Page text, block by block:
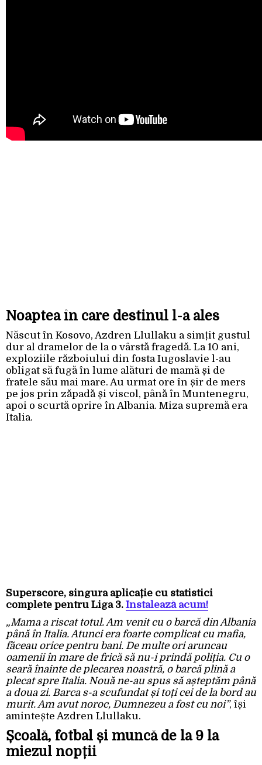
Noaptea în care destinul l-a ales
Născut în Kosovo, Azdren Llullaku a simțit gustul
dur al dramelor de la o vârstă fragedă. La 10 ani,
exploziile războiului din fosta Iugoslavie l-au
obligat să fugă în lume alături de mamă și de
fratele său mai mare. Au urmat ore în șir de mers
pe jos prin zăpadă și viscol, până în Muntenegru,
apoi o scurtă oprire în Albania. Miza supremă era
Italia.
Superscore, singura aplicație cu statistici
complete pentru Liga 3. Instalează acum!
„Mama a riscat totul. Am venit cu o barcă din Albania
până în Italia. Atunci era foarte complicat cu mafia,
făceau orice pentru bani. De multe ori aruncau
oamenii în mare de frică să nu-i prindă poliția. Cu o
seară înainte de plecarea noastră, o barcă plină a
plecat spre Italia. Nouă ne-au spus să așteptăm până
a doua zi. Barca s-a scufundat și toți cei de la bord au
murit. Am avut noroc, Dumnezeu a fost cu noi”, își
amintește Azdren Llullaku.
Școală, fotbal și muncă de la 9 la
miezul nopții